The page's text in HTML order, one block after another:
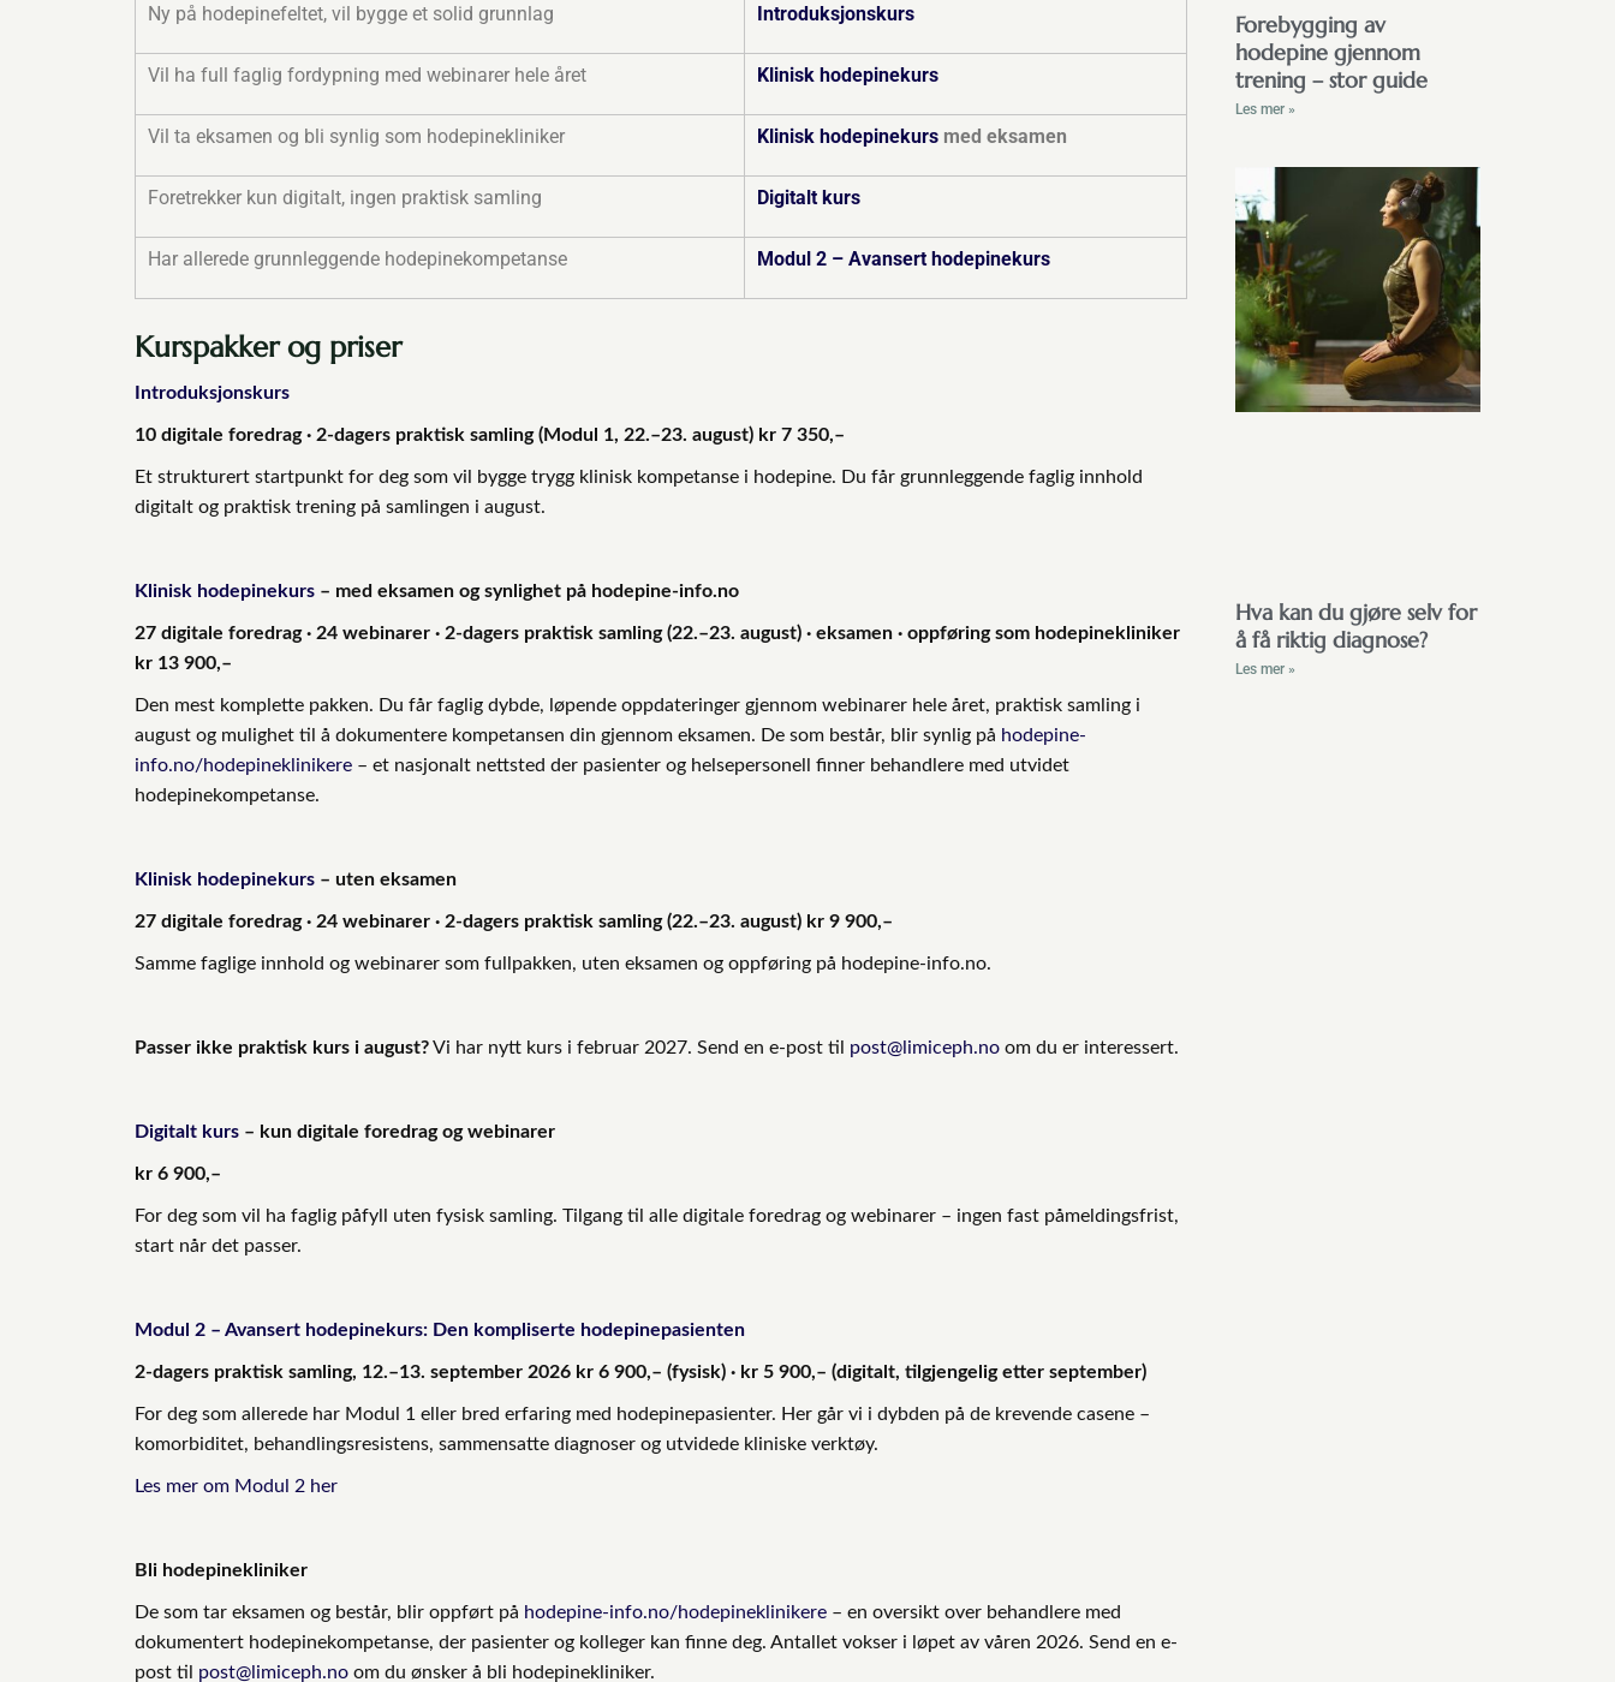
Ny på hodepinefeltet, vil bygge et solid grunnlag
Introduksjonskurs
Vil ha full faglig fordypning med webinarer hele året Klinisk hodepinekurs
Vil ta eksamen og bli synlig som hodepinekliniker Klinisk hodepinekurs med eksamen
Foretrekker kun digitalt, ingen praktisk samling Digitalt kurs
Har allerede grunnleggende hodepinekompetanse Modul 2 – Avansert hodepinekurs
Kurspakker og priser
Introduksjonskurs
10 digitale foredrag · 2-dagers praktisk samling (Modul 1, 22.–23. august) kr 7 350,–
Et strukturert startpunkt for deg som vil bygge trygg klinisk kompetanse i hodepine. Du får grunnleggende faglig innhold
digitalt og praktisk trening på samlingen i august.
Klinisk hodepinekurs – med eksamen og synlighet på hodepine-info.no
27 digitale foredrag · 24 webinarer · 2-dagers praktisk samling (22.–23. august) · eksamen · oppføring som hodepinekliniker
kr 13 900,–
Den mest komplette pakken. Du får faglig dybde, løpende oppdateringer gjennom webinarer hele året, praktisk samling i
august og mulighet til å dokumentere kompetansen din gjennom eksamen. De som består, blir synlig på hodepine-
info.no/hodepineklinikere – et nasjonalt nettsted der pasienter og helsepersonell finner behandlere med utvidet
hodepinekompetanse.
Klinisk hodepinekurs – uten eksamen
27 digitale foredrag · 24 webinarer · 2-dagers praktisk samling (22.–23. august) kr 9 900,–
Samme faglige innhold og webinarer som fullpakken, uten eksamen og oppføring på hodepine-info.no.
Passer ikke praktisk kurs i august?Vi har nytt kurs i februar 2027. Send en e-post til post@limiceph.no om du er interessert.
Digitalt kurs – kun digitale foredrag og webinarer
kr 6 900,–
For deg som vil ha faglig påfyll uten fysisk samling. Tilgang til alle digitale foredrag og webinarer – ingen fast påmeldingsfrist,
start når det passer.
Modul 2 – Avansert hodepinekurs: Den kompliserte hodepinepasienten
2-dagers praktisk samling, 12.–13. september 2026 kr 6 900,– (fysisk) · kr 5 900,– (digitalt, tilgjengelig etter september)
For deg som allerede har Modul 1 eller bred erfaring med hodepinepasienter. Her går vi i dybden på de krevende casene –
komorbiditet, behandlingsresistens, sammensatte diagnoser og utvidede kliniske verktøy.
Les mer om Modul 2 her
Bli hodepinekliniker
De som tar eksamen og består, blir oppført på hodepine-info.no/hodepineklinikere – en oversikt over behandlere med
dokumentert hodepinekompetanse, der pasienter og kolleger kan finne deg. Antallet vokser i løpet av våren 2026. Send en e-
post til post@limiceph.no om du ønsker å bli hodepinekliniker.
Forebygging av
hodepine gjennom
trening – stor guide
Les mer »
Hva kan du gjøre selv for
å få riktig diagnose?
Les mer »